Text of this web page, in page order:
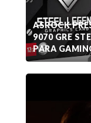
ASROCK
9070 GRE
PARA